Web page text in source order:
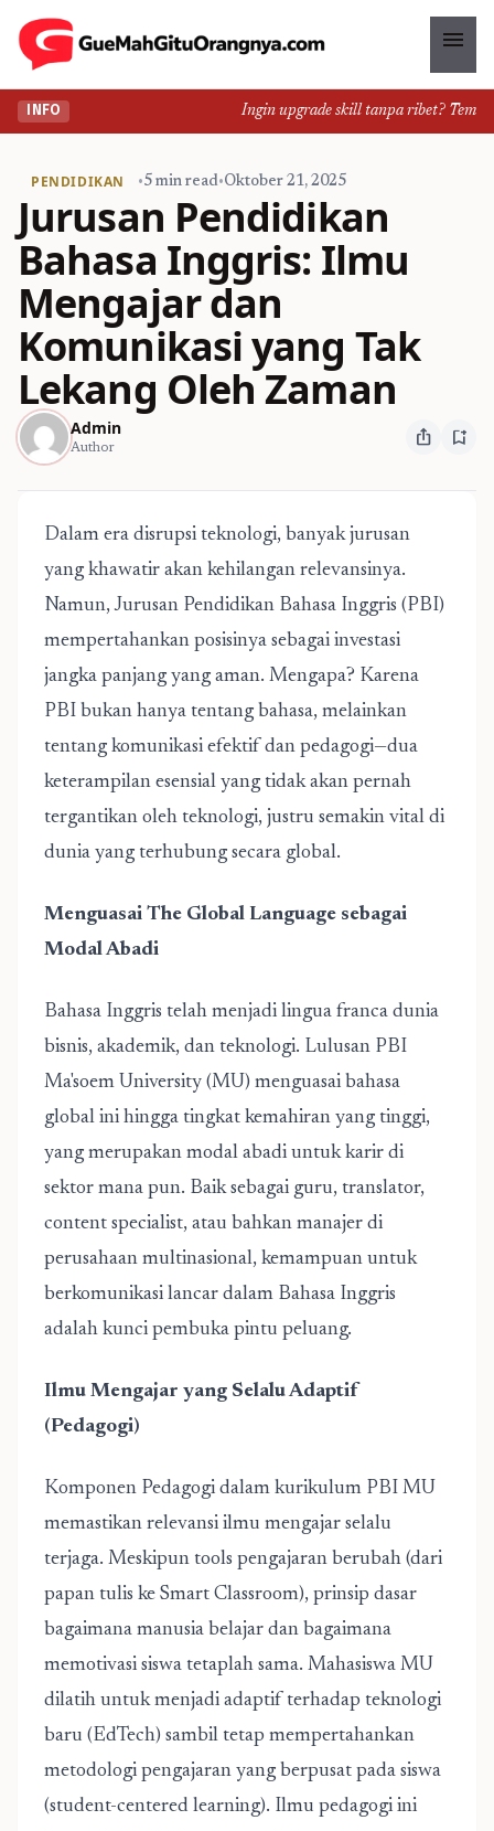
menu
INFO Ingin upgrade skill tanpa ribet?
PENDIDIKAN •5 min read•Oktober 21, 2025
Jurusan Pendidikan
Bahasa Inggris: Ilmu
Mengajar dan
Komunikasi yang Tak
Lekang Oleh Zaman
Admin
Author ios_share bookmark_add
Dalam era disrupsi teknologi, banyak jurusan
yang khawatir akan kehilangan relevansinya.
Namun,Jurusan Pendidikan Bahasa Inggris (PBI)
mempertahankan posisinya sebagai investasi
jangka panjang yang aman. Mengapa? Karena
PBI bukan hanya tentang bahasa, melainkan
tentang komunikasi efektif dan pedagogi—dua
keterampilan esensial yang tidak akan pernah
tergantikan oleh teknologi, justru semakin vital di
dunia yang terhubung secara global.
Menguasai The Global Language sebagai
Modal Abadi
Bahasa Inggris telah menjadi lingua franca dunia
bisnis, akademik, dan teknologi. Lulusan PBI
Ma'soem University (MU) menguasai bahasa
global ini hingga tingkat kemahiran yang tinggi,
yang merupakan modal abadi untuk karir di
sektor mana pun. Baik sebagai guru, translator,
content specialist, atau bahkan manajer di
perusahaan multinasional, kemampuan untuk
berkomunikasi lancar dalam Bahasa Inggris
adalah kunci pembuka pintu peluang.
Ilmu Mengajar yang Selalu Adaptif
(Pedagogi)
Komponen Pedagogi dalam kurikulum PBI MU
memastikan relevansi ilmu mengajar selalu
terjaga. Meskipun tools pengajaran berubah (dari
papan tulis ke Smart Classroom), prinsip dasar
bagaimana manusia belajar dan bagaimana
memotivasi siswa tetaplah sama. Mahasiswa MU
dilatih untuk menjadi adaptif terhadap teknologi
baru (EdTech) sambil tetap mempertahankan
metodologi pengajaran yang berpusat pada siswa
(student-centered learning). Ilmu pedagogi ini